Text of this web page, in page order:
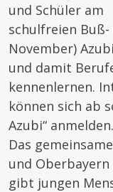
und Schüler am
schulfreien
November)
und damit
kennenlernen.
können sich ab
Azubi“ anmelden.
Das
und
gibt jungen